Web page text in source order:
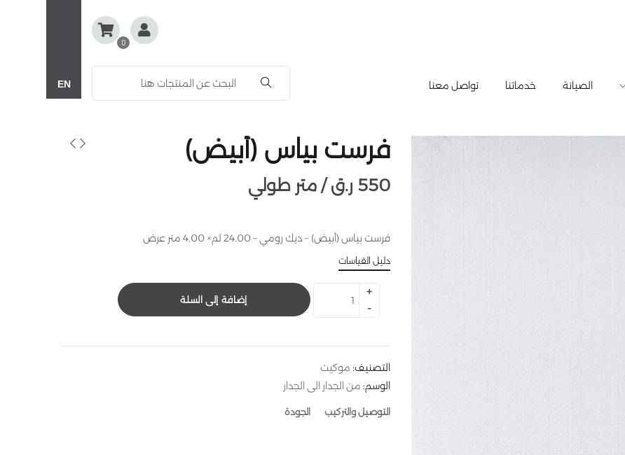
الصيانة خدماتنا تواصل معنا
0
EN
فرست بياس (أبيض)
متر طولي / 550 ر.ق
فرست بياس (أبيض) – ديك رومي – 24.00 لم× 4.00 متر عرض
دليل القياسات
إضافة إلى السلة
التصنيف: موكيت
الوسم: من الجدار الى الجدار
التوصيل والتركيب الجودة